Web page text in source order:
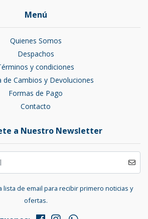
Menú
Quienes Somos
Despachos
y condiciones
de Cambios y Devoluciones
Formas de Pago
Contacto
a Nuestro Newsletter
lista de email para recibir primero noticias y
ofertas.